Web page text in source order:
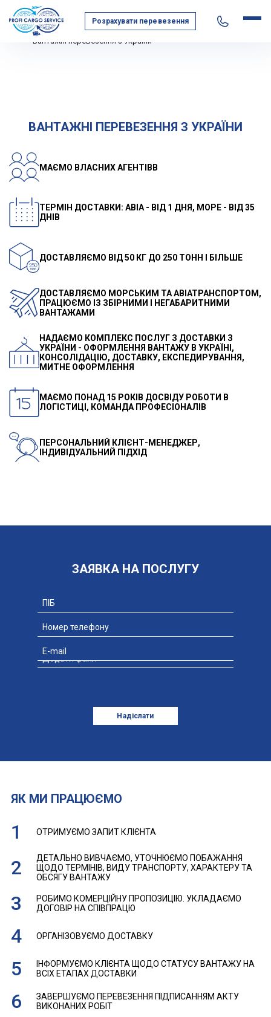
Розрахувати перевезення
Головна Географія перевезень
Ближнє Зарубіжжя
Вантажні перевезення з України
ВАНТАЖНІ ПЕРЕВЕЗЕННЯ З УКРАЇНИ
МАЄМО ВЛАСНИХ АГЕНТІВВ
ТЕРМІН ДОСТАВКИ: АВІА - ВІД 1 ДНЯ, МОРЕ - ВІД 35
ДНІВ
ДОСТАВЛЯЄМО ВІД 50 КГ ДО 250 ТОНН І БІЛЬШЕ
ДОСТАВЛЯЄМО МОРСЬКИМ ТА АВІАТРАНСПОРТОМ,
ПРАЦЮЄМО ІЗ ЗБІРНИМИ І НЕГАБАРИТНИМИ
ВАНТАЖАМИ
НАДАЄМО КОМПЛЕКС ПОСЛУГ З ДОСТАВКИ З
УКРАЇНИ - ОФОРМЛЕННЯ ВАНТАЖУ В УКРАЇНІ,
КОНСОЛІДАЦІЮ, ДОСТАВКУ, ЕКСПЕДИРУВАННЯ,
МИТНЕ ОФОРМЛЕННЯ
МАЄМО ПОНАД 15 РОКІВ ДОСВІДУ РОБОТИ В
ЛОГІСТИЦІ, КОМАНДА ПРОФЕСІОНАЛІВ
ПЕРСОНАЛЬНИЙ КЛІЄНТ-МЕНЕДЖЕР,
ІНДИВІДУАЛЬНИЙ ПІДХІД
ЗАЯВКА НА ПОСЛУГУ
Додати файл
Надіслати
ЯК МИ ПРАЦЮЄМО
ОТРИМУЄМО ЗАПИТ КЛІЄНТА
ДЕТАЛЬНО ВИВЧАЄМО, УТОЧНЮЄМО ПОБАЖАННЯ
ЩОДО ТЕРМІНІВ, ВИДУ ТРАНСПОРТУ, ХАРАКТЕРУ ТА
ОБСЯГУ ВАНТАЖУ
РОБИМО КОМЕРЦІЙНУ ПРОПОЗИЦІЮ. УКЛАДАЄМО
ДОГОВІР НА СПІВПРАЦЮ
ОРГАНІЗОВУЄМО ДОСТАВКУ
ІНФОРМУЄМО КЛІЄНТА ЩОДО СТАТУСУ ВАНТАЖУ НА
ВСІХ ЕТАПАХ ДОСТАВКИ
ЗАВЕРШУЄМО ПЕРЕВЕЗЕННЯ ПІДПИСАННЯМ АКТУ
ВИКОНАНИХ РОБІТ